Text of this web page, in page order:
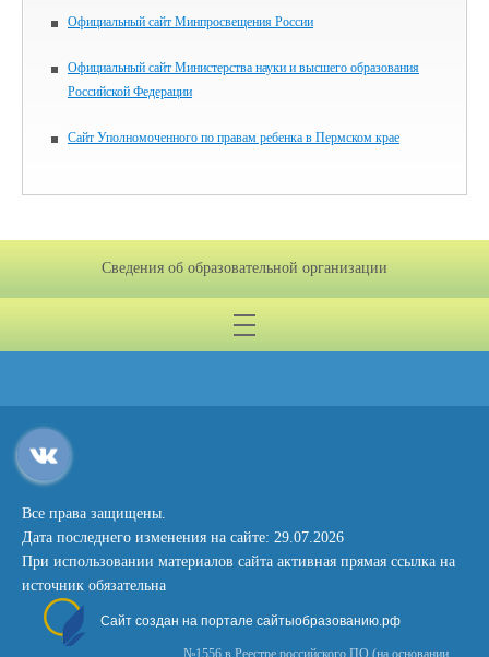
Официальный сайт Минпросвещения России
Официальный сайт Министерства науки и высшего образования
Российской Федерации
Сайт Уполномоченного по правам ребенка в Пермском крае
Сведения об образовательной организации
Все права защищены.
Дата последнего изменения на сайте: 29.07.2026
При использовании материалов сайта активная прямая ссылка на
источник обязательна
Сайт создан на портале сайтыобразованию.рф
№1556 в Реестре российского ПО (на основании